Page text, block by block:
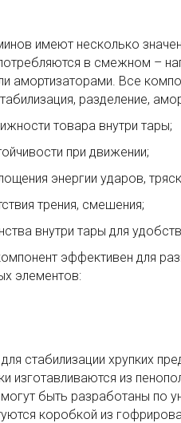
имеют несколько
в смежном –
амортизаторами. Все
разделение,
товара внутри тары;
при движении;
энергии ударов,
трения, смешения;
внутри тары для
эффективен для
элементов:
стабилизации хрупких
изготавливаются из
быть разработаны по
коробкой из